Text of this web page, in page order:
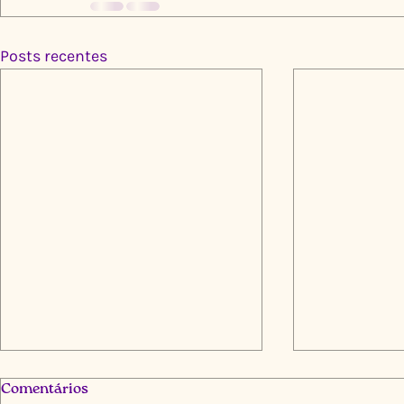
Posts recentes
Comentários